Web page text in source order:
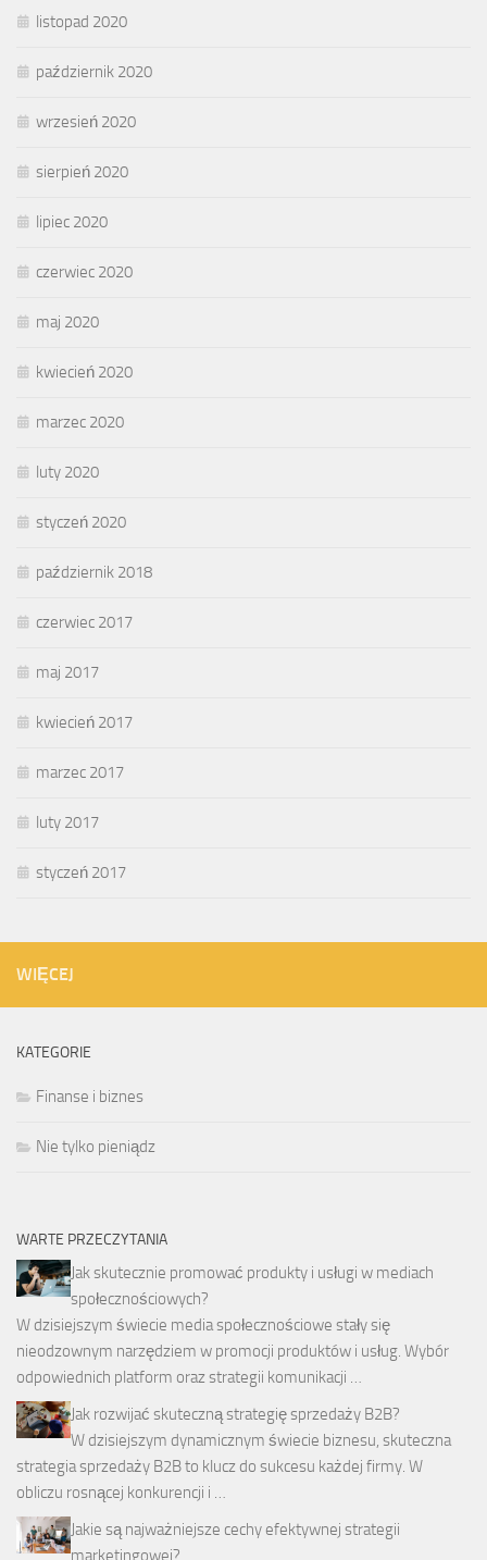
listopad 2020
październik 2020
wrzesień 2020
sierpień 2020
lipiec 2020
czerwiec 2020
maj 2020
kwiecień 2020
marzec 2020
luty 2020
styczeń 2020
październik 2018
czerwiec 2017
maj 2017
kwiecień 2017
marzec 2017
luty 2017
styczeń 2017
WIĘCEJ
KATEGORIE
Finanse i biznes
Nie tylko pieniądz
WARTE PRZECZYTANIA
Jak skutecznie promować produkty i usługi w mediach
społecznościowych?
W dzisiejszym świecie media społecznościowe stały się
nieodzownym narzędziem w promocji produktów i usług. Wybór
odpowiednich platform oraz strategii komunikacji …
Jak rozwijać skuteczną strategię sprzedaży B2B?
W dzisiejszym dynamicznym świecie biznesu, skuteczna
strategia sprzedaży B2B to klucz do sukcesu każdej firmy. W
obliczu rosnącej konkurencji i …
Jakie są najważniejsze cechy efektywnej strategii